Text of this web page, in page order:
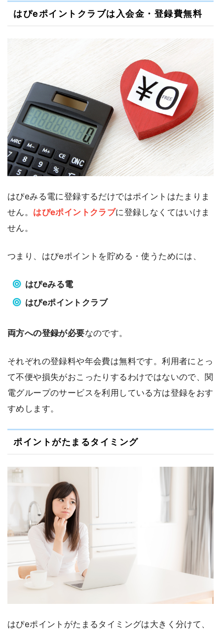
はぴeポイントクラブは入会金・登録費無料
はぴeみる電に登録するだけではポイントはたまりま
せん。 はぴeポイントクラブに登録しなくてはいけま
せん。
つまり、はぴeポイントを貯める・使うためには、
はぴeみる電
はぴeポイントクラブ
両方への登録が必要なのです。
それぞれの登録料や年会費は無料です。利用者にとっ
て不便や損失がおこったりするわけではないので、関
電グループのサービスを利用している方は登録をおす
すめします。
ポイントがたまるタイミング
はぴeポイントがたまるタイミングは大きく分けて、